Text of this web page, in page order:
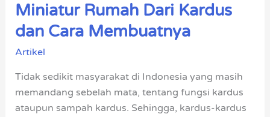
Miniatur Rumah Dari Kardus
dan Cara Membuatnya
Artikel
Tidak sedikit masyarakat di Indonesia yang masih
memandang sebelah mata, tentang fungsi kardus
ataupun sampah kardus. Sehingga, kardus-kardus
Miniatur
Rumah
Dari
Kardus
Membuatnya